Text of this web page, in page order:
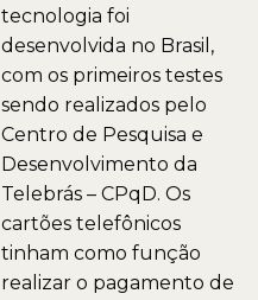
tecnologia foi
desenvolvida no Brasil,
com os primeiros testes
sendo realizados pelo
Centro de Pesquisa e
Desenvolvimento da
Telebrás – CPqD. Os
cartões telefônicos
tinham como função
realizar o pagamento de